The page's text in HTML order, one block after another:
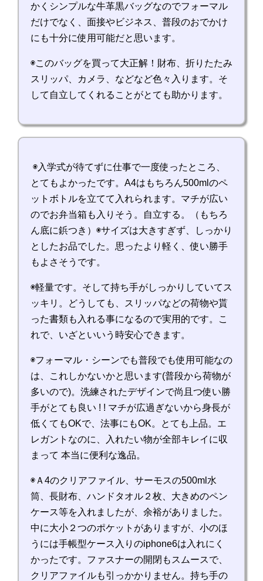
かくシンプルな牛革黒バッグなのでフォーマル
だけでなく、面接やビジネス、普段のおでかけ
にも十分に使用可能だと思います。
◉このバッグを買って大正解！財布、折りたたみ
スリッパ、カメラ、などなど色々入ります。そ
して自立してくれることがとても助かります。
◉入学式が待てずに仕事で一度使ったところ、
とてもよかったです。A4はもちろん500mlのペ
ットボトルを立てて入れられます。マチが広い
のでお弁当箱も入りそう。自立する。（もちろ
ん底に鋲つき）◉サイズは大きすぎず、しっかり
としたお品でした。思ったより軽く、使い勝手
もよさそうです。
◉軽量です。そして持ち手がしっかりしていてス
ッキリ。どうしても、スリッパなどの荷物や貰
った書類も入れる事になるので実用的です。こ
れで、いざといいう時安心できます。
◉フォーマル・シーンでも普段でも使用可能なの
は、これしかないかと思います(普段から荷物が
多いので)。洗練されたデザインで尚且つ使い勝
手がとても良い ! ! マチが広過ぎないから身長が
低くてもOKで、法事にもOK。とても上品。エ
レガントなのに、入れたい物が全部キレイに収
まって 本当に便利な逸品。
◉Ａ4のクリアファイル、サーモスの500ml水
筒、長財布、ハンドタオル２枚、大きめのペン
ケース等を入れましたが、余裕がありました。
中に大小２つのポケットがありますが、小のほ
うには手帳型ケース入りのiphone6は入れにく
かったです。ファスナーの開閉もスムースで、
クリアファイルも引っかかりません。持ち手の